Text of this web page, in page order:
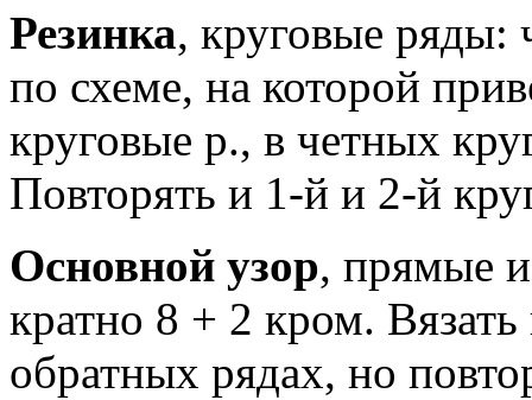
Резинка, круговые ряды:
по схеме, на которой
круговые р., в четных
Повторять и 1-й и 2-й
Основной узор, прямые
кратно 8 + 2 кром.
обратных рядах, но